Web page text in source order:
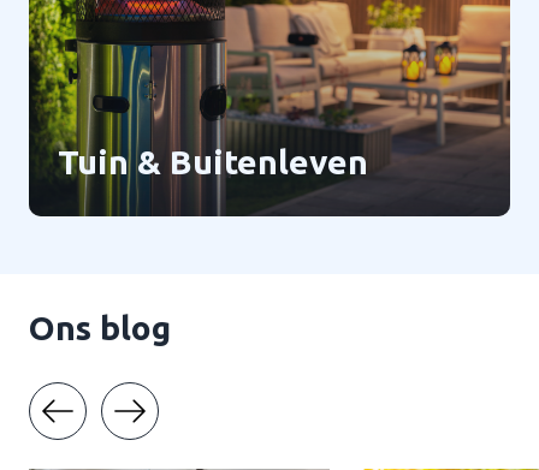
Tuin & Buitenleven
Ons blog